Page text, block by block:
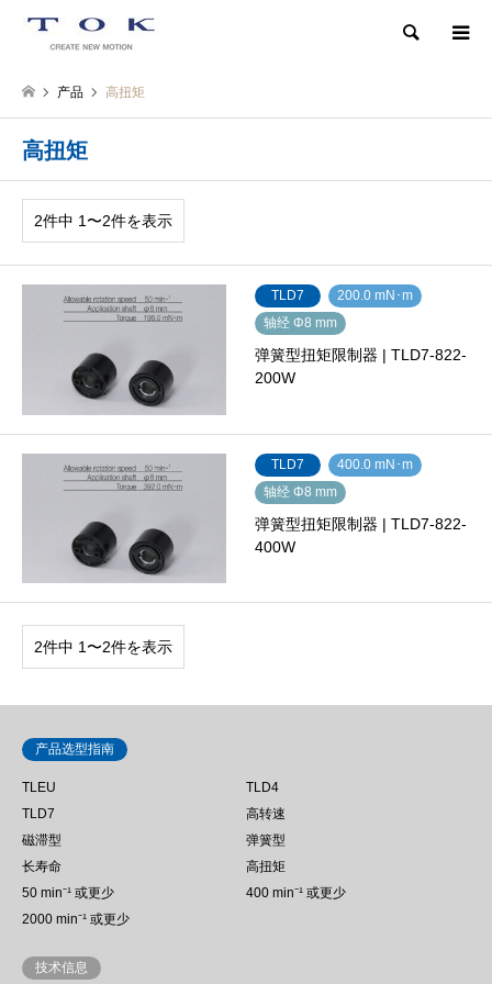
検索
产品 高扭矩
高扭矩
2件中 1〜2件を表示
TLD7
200.0 mN･m
轴经 Φ8 mm
弹簧型扭矩限制器 | TLD7-822-
200W
TLD7
400.0 mN･m
轴经 Φ8 mm
弹簧型扭矩限制器 | TLD7-822-
400W
2件中 1〜2件を表示
产品选型指南
TLEU
TLD4
TLD7
高转速
磁滞型
弹簧型
长寿命
高扭矩
50 min⁻¹ 或更少
400 min⁻¹ 或更少
2000 min⁻¹ 或更少
技术信息